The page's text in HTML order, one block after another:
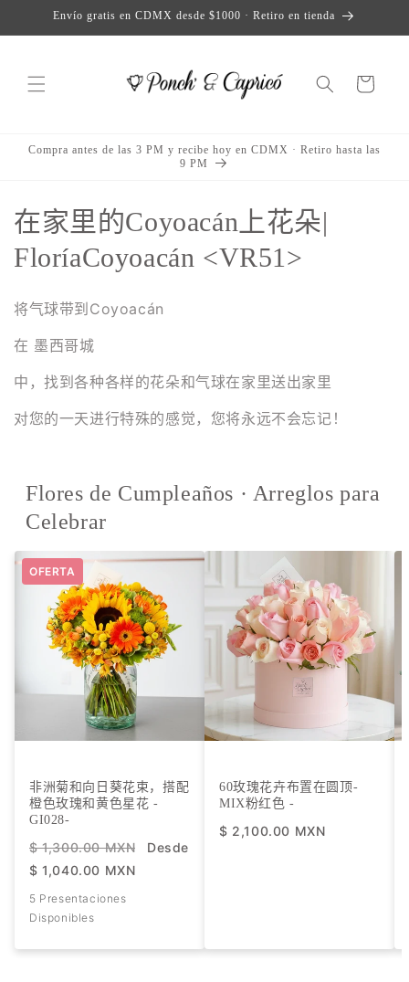
跳到内Envío gratis en CDMX desde $1000 · Retiro en tienda
物
Compra antes de las 3 PM y recibe hoy en CDMX · Retiro hasta las
9 PM
收
藏
在家里的Coyoacán上花朵|
FloríaCoyoacán <VR51>
将气球带到Coyoacán
在 墨西哥城
中，找到各种各样的花朵和气球在家里送出家里
对您的一天进行特殊的感觉，您将永远不会忘记！
Flores de Cumpleaños · Arreglos para
Celebrar
OFERTA
非洲菊和向日葵花束，搭配
橙色玫瑰和黄色星花 -
GI028-
$ 1,300.00 MXN
Desde
$ 1,040.00 MXN
5 Presentaciones
Disponibles
60玫瑰花卉布置在圆顶-
MIX粉红色 -
$ 2,100.00 MXN